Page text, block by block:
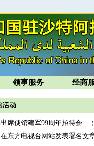
领事服务 经商
活动
席使馆建军99周年招待会
东方电视台网站发表署名文